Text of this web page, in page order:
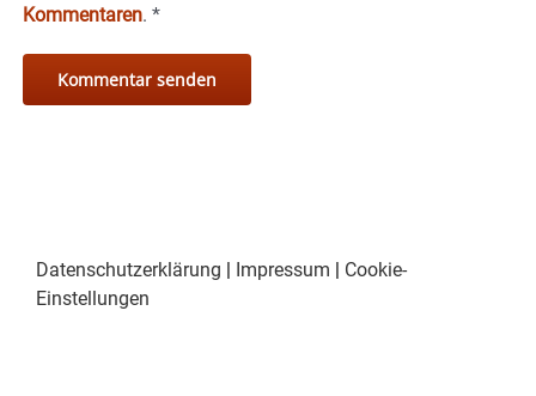
Kommentaren. *
Datenschutzerklärung | Impressum | Cookie-
Einstellungen